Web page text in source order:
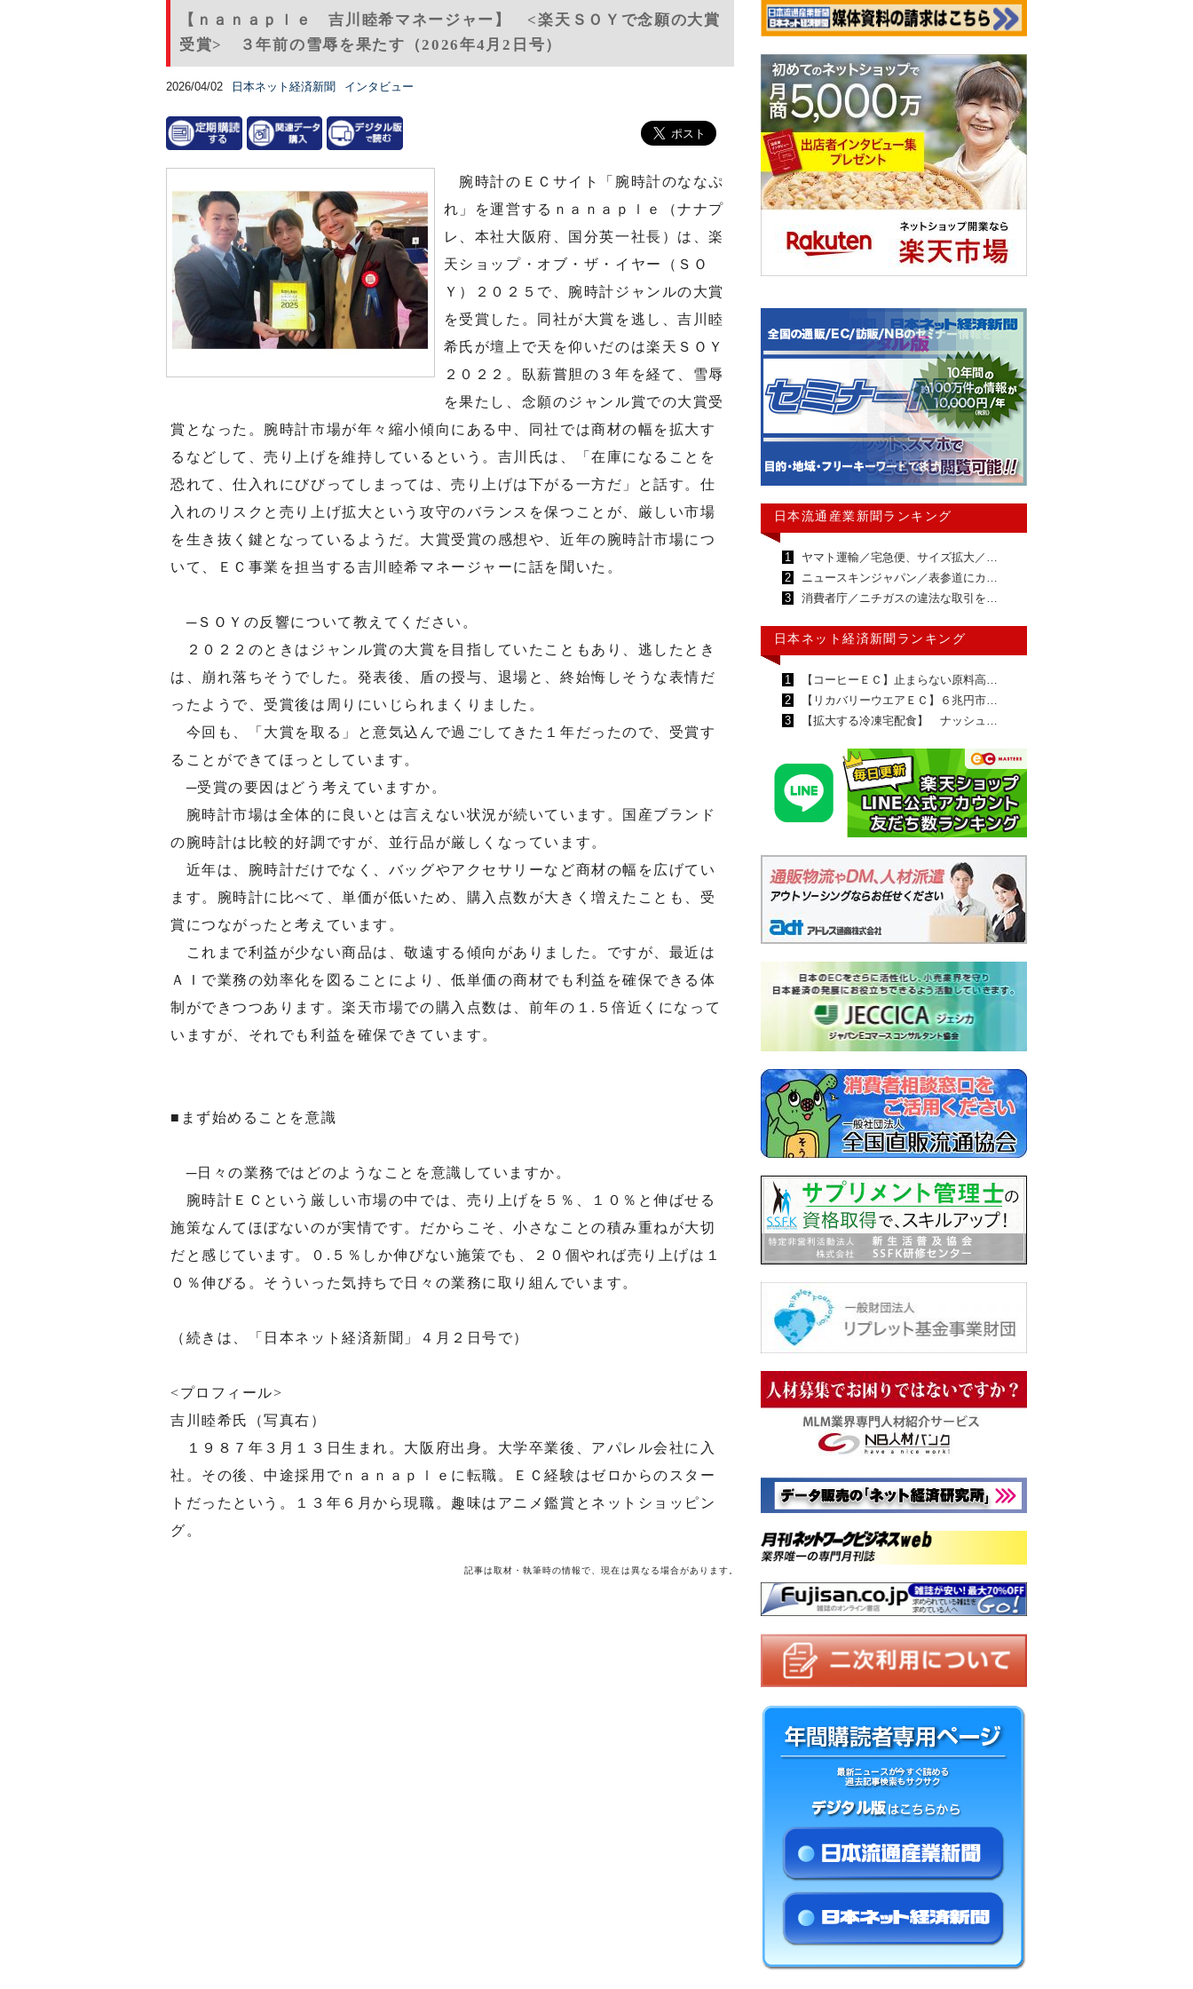
【ｎａｎａｐｌｅ 吉川睦希マネージャー】 <楽天ＳＯＹで念願の大賞
受賞> ３年前の雪辱を果たす（2026年4月2日号）
2026/04/02 日本ネット経済新聞 インタビュー
腕時計のＥＣサイト「腕時計のななぷ
れ」を運営するｎａｎａｐｌｅ（ナナプ
レ、本社大阪府、国分英一社長）は、楽
天ショップ・オブ・ザ・イヤー（ＳＯ
Ｙ）２０２５で、腕時計ジャンルの大賞
を受賞した。同社が大賞を逃し、吉川睦
希氏が壇上で天を仰いだのは楽天ＳＯＹ
２０２２。臥薪嘗胆の３年を経て、雪辱
を果たし、念願のジャンル賞での大賞受
賞となった。腕時計市場が年々縮小傾向にある中、同社では商材の幅を拡大す
るなどして、売り上げを維持しているという。吉川氏は、「在庫になることを
恐れて、仕入れにびびってしまっては、売り上げは下がる一方だ」と話す。仕
入れのリスクと売り上げ拡大という攻守のバランスを保つことが、厳しい市場
を生き抜く鍵となっているようだ。大賞受賞の感想や、近年の腕時計市場につ
いて、ＥＣ事業を担当する吉川睦希マネージャーに話を聞いた。
─ＳＯＹの反響について教えてください。
２０２２のときはジャンル賞の大賞を目指していたこともあり、逃したとき
は、崩れ落ちそうでした。発表後、盾の授与、退場と、終始悔しそうな表情だ
ったようで、受賞後は周りにいじられまくりました。
今回も、「大賞を取る」と意気込んで過ごしてきた１年だったので、受賞す
ることができてほっとしています。
─受賞の要因はどう考えていますか。
腕時計市場は全体的に良いとは言えない状況が続いています。国産ブランド
の腕時計は比較的好調ですが、並行品が厳しくなっています。
近年は、腕時計だけでなく、バッグやアクセサリーなど商材の幅を広げてい
ます。腕時計に比べて、単価が低いため、購入点数が大きく増えたことも、受
賞につながったと考えています。
これまで利益が少ない商品は、敬遠する傾向がありました。ですが、最近は
ＡＩで業務の効率化を図ることにより、低単価の商材でも利益を確保できる体
制ができつつあります。楽天市場での購入点数は、前年の１.５倍近くになって
いますが、それでも利益を確保できています。
■まず始めることを意識
─日々の業務ではどのようなことを意識していますか。
腕時計ＥＣという厳しい市場の中では、売り上げを５％、１０％と伸ばせる
施策なんてほぼないのが実情です。だからこそ、小さなことの積み重ねが大切
だと感じています。０.５％しか伸びない施策でも、２０個やれば売り上げは１
０％伸びる。そういった気持ちで日々の業務に取り組んでいます。
（続きは、「日本ネット経済新聞」４月２日号で）
<プロフィール>
吉川睦希氏（写真右）
１９８７年３月１３日生まれ。大阪府出身。大学卒業後、アパレル会社に入
社。その後、中途採用でｎａｎａｐｌｅに転職。ＥＣ経験はゼロからのスター
トだったという。１３年６月から現職。趣味はアニメ鑑賞とネットショッピン
グ。
記事は取材・執筆時の情報で、現在は異なる場合があります。
日本流通産業新聞ランキング
1
ヤマト運輸／宅急便、サイズ拡大／…
2
ニュースキンジャパン／表参道にカ…
3
消費者庁／ニチガスの違法な取引を…
日本ネット経済新聞ランキング
1
【コーヒーＥＣ】止まらない原料高…
2
【リカバリーウエアＥＣ】６兆円市…
3
【拡大する冷凍宅配食】 ナッシュ…